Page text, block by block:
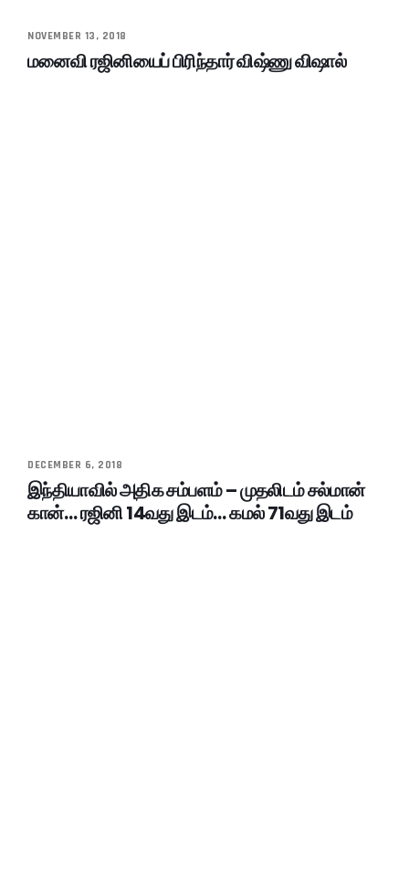
NOVEMBER 13, 2018
மனைவி ரஜினியைப் பிரிந்தார் விஷ்ணு விஷால்
DECEMBER 6, 2018
இந்தியாவில் அதிக சம்பளம் – முதலிடம் சல்மான்
கான்… ரஜினி 14வது இடம்… கமல் 71வது இடம்